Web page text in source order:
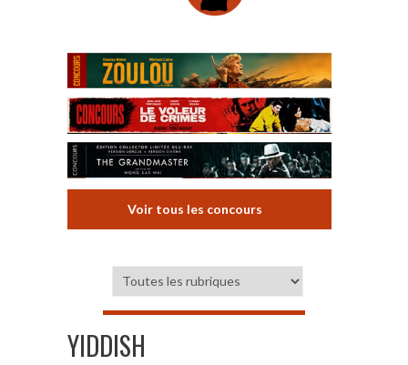
Voir tous les concours
YIDDISH